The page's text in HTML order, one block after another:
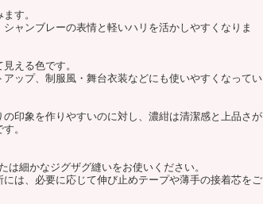
す。
ャンブレーの表情と軽いハリを活かしやすくなりま
える色です。
ップ、制服風・舞台衣装などにも使いやすくなってい
印象を作りやすいのに対し、濃紺は清潔感と上品さが
。
細かなジグザグ縫いをお使いください。
は、必要に応じて伸び止めテープや薄手の接着芯をご